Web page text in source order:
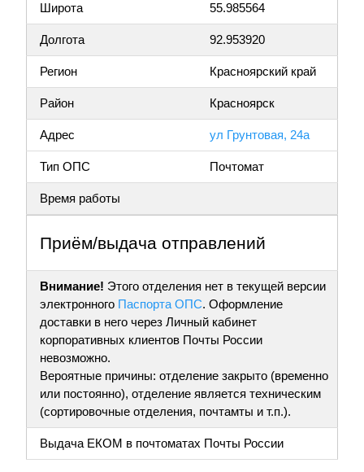
Широта 55.985564
Долгота 92.953920
Регион Красноярский край
Район Красноярск
Адрес ул Грунтовая, 24а
Тип ОПС Почтомат
Время работы
Приём/выдача отправлений
Внимание! Этого отделения нет в текущей версии
электронного Паспорта ОПС. Оформление
доставки в него через Личный кабинет
корпоративных клиентов Почты России
невозможно.
Вероятные причины: отделение закрыто (временно
или постоянно), отделение является техническим
(сортировочные отделения, почтамты и т.п.).
Выдача ЕКОМ в почтоматах Почты России